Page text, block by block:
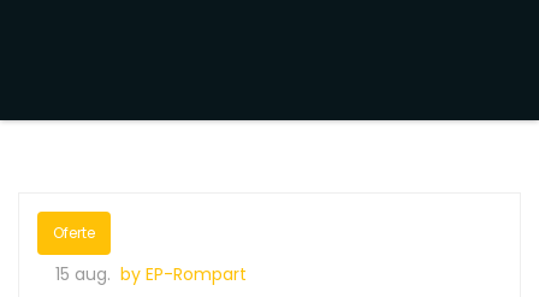
Oferte
15 aug. by EP-Rompart